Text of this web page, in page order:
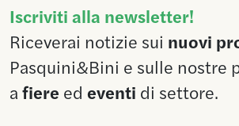
Iscriviti alla newsletter!
Riceverai notizie sui nuovi
Pasquini&Bini e sulle nostre
afiere ed eventi di settore.